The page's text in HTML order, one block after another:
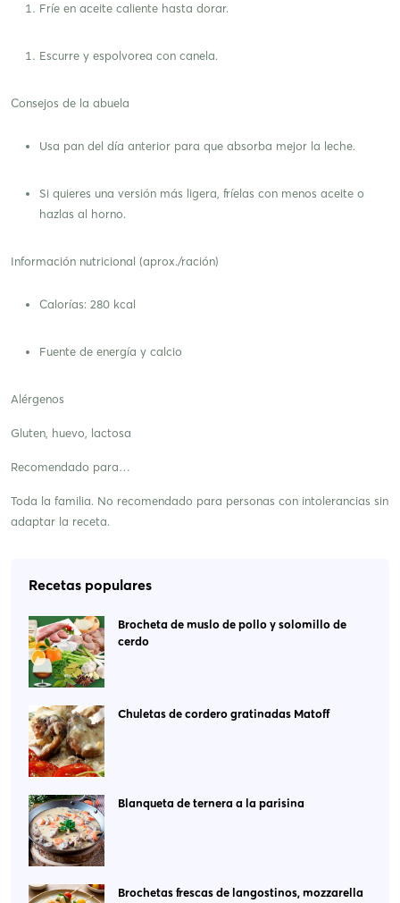
Fríe en aceite caliente hasta dorar.
Escurre y espolvorea con canela.
Consejos de la abuela
Usa pan del día anterior para que absorba mejor la leche.
Si quieres una versión más ligera, fríelas con menos aceite o
hazlas al horno.
Información nutricional (aprox./ración)
Calorías: 280 kcal
Fuente de energía y calcio
Alérgenos
Gluten, huevo, lactosa
Recomendado para…
Toda la familia. No recomendado para personas con intolerancias sin
adaptar la receta.
Recetas populares
Brocheta de muslo de pollo y solomillo de
cerdo
Chuletas de cordero gratinadas Matoff
Blanqueta de ternera a la parisina
Brochetas frescas de langostinos, mozzarella